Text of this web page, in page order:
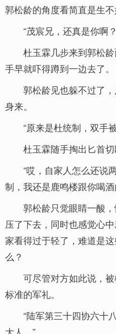
郭松龄的角度看简直是生不
“茂宸兄，还真是你啊
杜玉霖几步来到郭松
手早就吓得蹲到一边去了。
郭松龄见也躲不过了
身来。
“原来是杜统制，双手
杜玉霖随手掏出匕首
“哎，自家人怎么还说
制，我还是鹿鸣楼跟你喝
郭松龄只觉眼睛一酸
压了下去，同时也感觉心
家看得过于轻了，难道是
么？
可尽管对方如此说，
标准的军礼。
“陆军第三十四协六十